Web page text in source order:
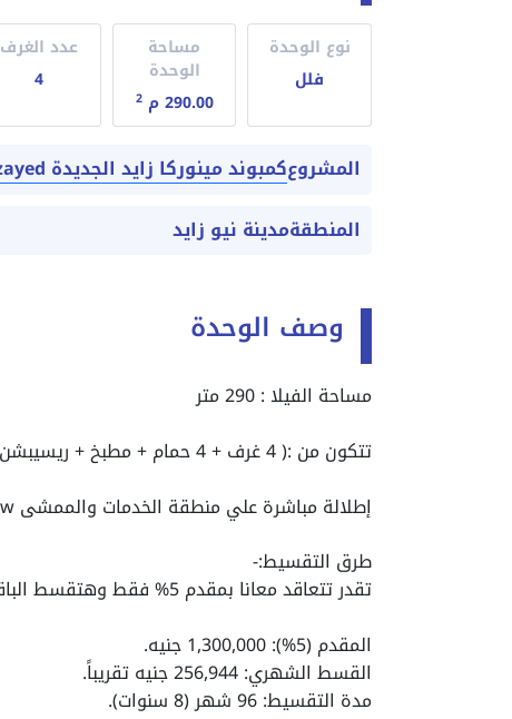
نوع الوحدة
فلل
مساحة
الوحدة
290.00 م
2
عدد الغرف
4
المشروعكمبوند مينوركا زايد الجديدة Menorca New zayed
المنطقةمدينة نيو زايد
وصف الوحدة
مساحة الفيلا : 290 متر
تتكون من :( 4 غرف + 4 حمام + مطبخ + ريسيبشن كبير )
إطلالة مباشرة علي منطقة الخدمات والممشى Plaza & Promenade View
طرق التقسيط:-
تقدر تتعاقد معانا بمقدم 5% فقط وهتقسط الباقي علي 8 سنين
المقدم (5%): 1,300,000 جنيه.
القسط الشهري: 256,944 جنيه تقريباً.
مدة التقسيط: 96 شهر (8 سنوات).